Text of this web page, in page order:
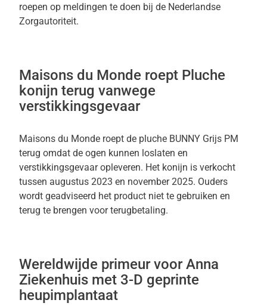
roepen op meldingen te doen bij de Nederlandse
Zorgautoriteit.
Maisons du Monde roept Pluche
konijn terug vanwege
verstikkingsgevaar
Maisons du Monde roept de pluche BUNNY Grijs PM
terug omdat de ogen kunnen loslaten en
verstikkingsgevaar opleveren. Het konijn is verkocht
tussen augustus 2023 en november 2025. Ouders
wordt geadviseerd het product niet te gebruiken en
terug te brengen voor terugbetaling.
Wereldwijde primeur voor Anna
Ziekenhuis met 3-D geprinte
heupimplantaat